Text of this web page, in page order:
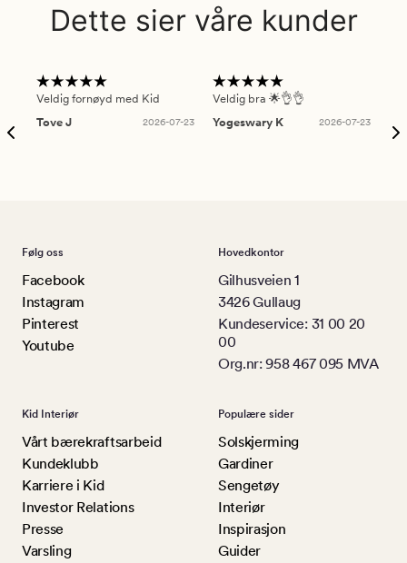
Dette sier våre kunder
Veldig fornøyd med Kid
Tove J
2026-07-23
Veldig bra 🌟👌👌
Yogeswary K
2026-07-23
Følg oss
Facebook
Instagram
Pinterest
Youtube
Hovedkontor
Gilhusveien 1
3426 Gullaug
Kundeservice: 31 00 20
00
Org.nr: 958 467 095 MVA
Kid Interiør
Vårt bærekraftsarbeid
Kundeklubb
Karriere i Kid
Investor Relations
Presse
Varsling
Populære sider
Solskjerming
Gardiner
Sengetøy
Interiør
Inspirasjon
Guider